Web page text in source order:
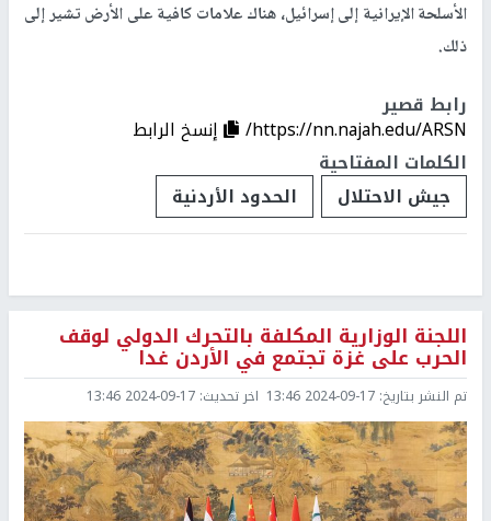
الأسلحة الإيرانية إلى إسرائيل، هناك علامات كافية على الأرض تشير إلى
ذلك.
رابط قصير
https://nn.najah.edu/ARSN/
إنسخ الرابط
الكلمات المفتاحية
جيش الاحتلال
الحدود الأردنية
اللجنة الوزارية المكلفة بالتحرك الدولي لوقف
الحرب على غزة تجتمع في الأردن غدا
تم النشر بتاريخ: 2024-09-17 13:46 اخر تحديث: 2024-09-17 13:46